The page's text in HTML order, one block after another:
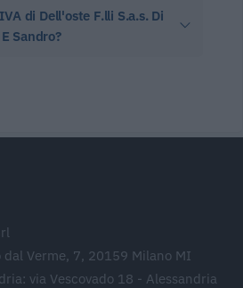
di Dell'oste F.lli S.a.s. Di
Sandro?
dal Verme, 7, 20159 Milano MI
via Vescovado 18 - Alessandria